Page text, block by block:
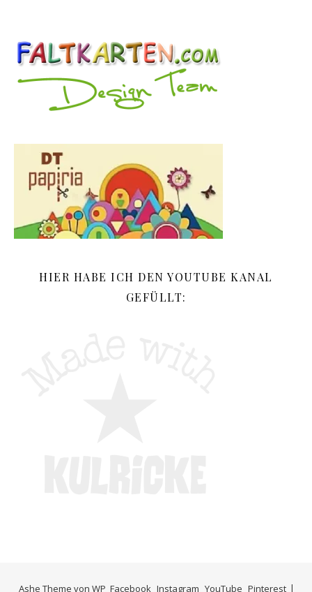
HIER HABE ICH DEN YOUTUBE KANAL
GEFÜLLT:
Facebook Instagram YouTube Pinterest
Ashe Theme von WP